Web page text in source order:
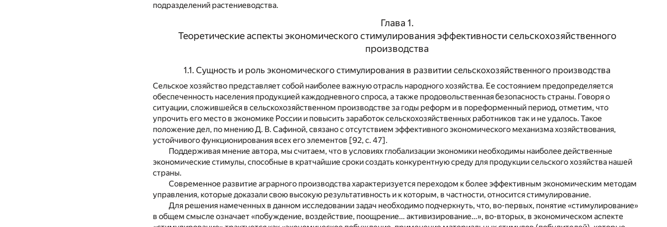
подразделений растениеводства.
Глава 1.
Теоретические аспекты экономического стимулирования эффективности сельскохозяйственного
производства
1.1. Сущность и роль экономического стимулирования в развитии сельскохозяйственного производства
Сельское хозяйство представляет собой наиболее важную отрасль народного хозяйства. Ее состоянием предопределяется
обеспеченность населения продукцией каждодневного спроса, а также продовольственная безопасность страны. Говоря о
ситуации, сложившейся в сельскохозяйственном производстве за годы реформ и в пореформенный период, отметим, что
упрочить его место в экономике России и повысить заработок сельскохозяйственных работников так и не удалось. Такое
положение дел, по мнению Д. В. Сафиной, связано с отсутствием эффективного экономического механизма хозяйствования,
устойчивого функционирования всех его элементов [92, с. 47].
Поддерживая мнение автора, мы считаем, что в условиях глобализации экономики необходимы наиболее действенные
экономические стимулы, способные в кратчайшие сроки создать конкурентную среду для продукции сельского хозяйства нашей
страны.
Современное развитие аграрного производства характеризуется переходом к более эффективным экономическим методам
управления, которые доказали свою высокую результативность и к которым, в частности, относится стимулирование.
Для решения намеченных в данном исследовании задач необходимо подчеркнуть, что, во-первых, понятие «стимулирование»
в общем смысле означает «побуждение, воздействие, поощрение… активизирование…», во-вторых, в экономическом аспекте